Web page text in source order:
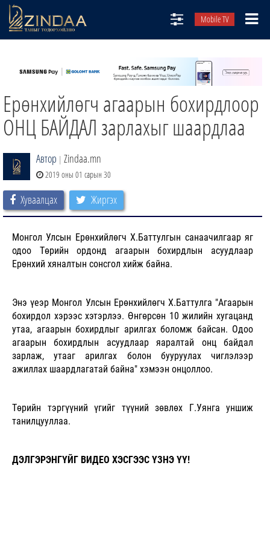
Mobile TV
ТВ8
ӨГЛӨӨНИЙ СОНИН
АУДИО ЗОХИОЛ
ЗИНДАА СЭТГҮҮЛ
Ерөнхийлөгч агаарын бохирдлоор
ОНЦ БАЙДАЛ зарлахыг шаардлаа
Автор | Zindaa.mn
2019 оны 01 сарын 30
Хуваалцах Жиргэх
Монгол Улсын Ерөнхийлөгч Х.Баттулгын санаачилгаар яг
одоо Төрийн ордонд агаарын бохирдлын асуудлаар
Ерөнхий хяналтын сонсгол хийж байна.
Энэ үеэр Монгол Улсын Ерөнхийлөгч Х.Баттулга "Агаарын
бохирдол хэрээс хэтэрлээ. Өнгөрсөн 10 жилийн хугацанд
утаа, агаарын бохирдлыг арилгах боломж байсан. Одоо
агаарын бохирдлын асуудлаар яаралтай онц байдал
зарлаж, утааг арилгах болон бууруулах чиглэлээр
ажиллах шаардлагатай байна" хэмээн онцоллоо.
Төрийн тэргүүний үгийг түүний зөвлөх Г.Уянга уншиж
танилцууллаа.
ДЭЛГЭРЭНГҮЙГ ВИДЕО ХЭСГЭЭС ҮЗНЭ ҮҮ!